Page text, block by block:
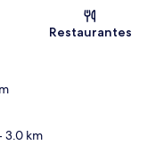
del mapa
Restaurantes
3.0 km